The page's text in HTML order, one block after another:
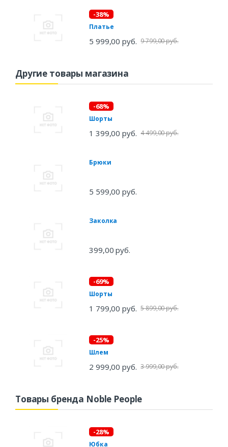
-38%
Платье
5 999,00 руб. 9 799,00 руб.
Другие товары магазина
-68%
Шорты
1 399,00 руб. 4 499,00 руб.
Брюки
5 599,00 руб.
Заколка
399,00 руб.
-69%
Шорты
1 799,00 руб. 5 899,00 руб.
-25%
Шлем
2 999,00 руб. 3 999,00 руб.
Товары бренда Noble People
-28%
Юбка